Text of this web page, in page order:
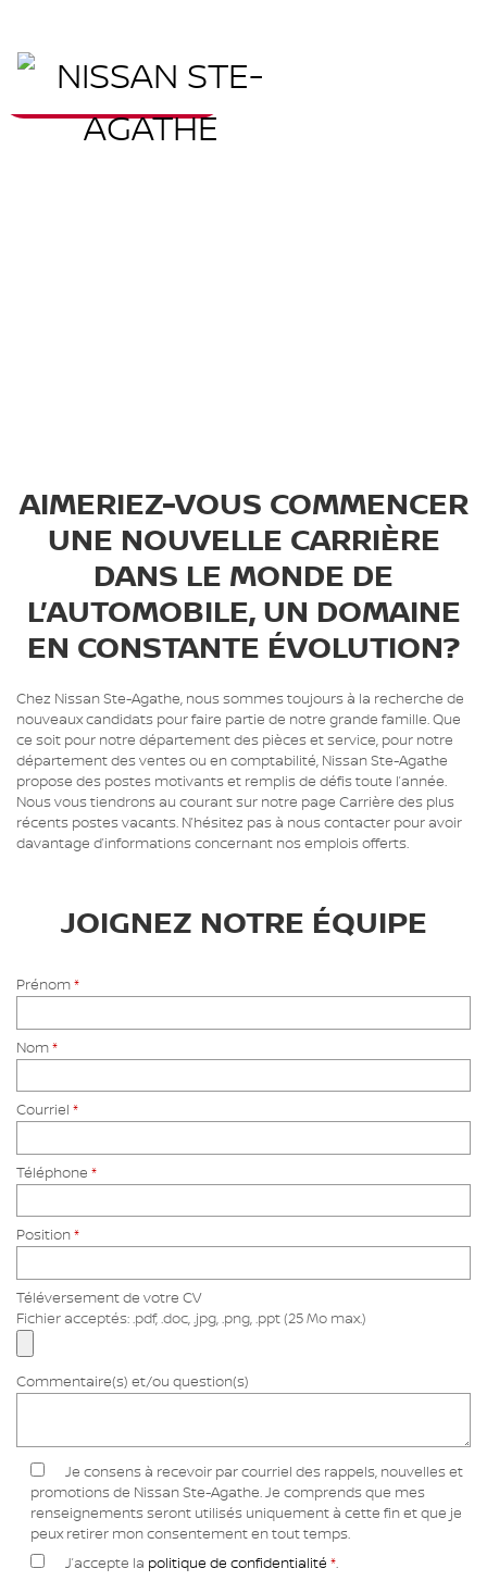
AIMERIEZ-VOUS COMMENCER
UNE NOUVELLE CARRIÈRE
DANS LE MONDE DE
L’AUTOMOBILE, UN DOMAINE
EN CONSTANTE ÉVOLUTION?
Chez Nissan Ste-Agathe, nous sommes toujours à la recherche de
nouveaux candidats pour faire partie de notre grande famille. Que
ce soit pour notre département des pièces et service, pour notre
département des ventes ou en comptabilité, Nissan Ste-Agathe
propose des postes motivants et remplis de défis toute l’année.
Nous vous tiendrons au courant sur notre page Carrière des plus
récents postes vacants. N’hésitez pas à nous contacter pour avoir
davantage d’informations concernant nos emplois offerts.
JOIGNEZ NOTRE ÉQUIPE
Prénom*
Nom*
Courriel *
Téléphone *
Position*
Téléversement de votre CV
Fichier acceptés: .pdf, .doc, .jpg, .png, .ppt (25 Mo max.)
Commentaire(s) et/ou question(s)
Je consens à recevoir par courriel des rappels, nouvelles et
promotions de Nissan Ste-Agathe. Je comprends que mes
renseignements seront utilisés uniquement à cette fin et que je
peux retirer mon consentement en tout temps.
J’accepte la politique de confidentialité *.